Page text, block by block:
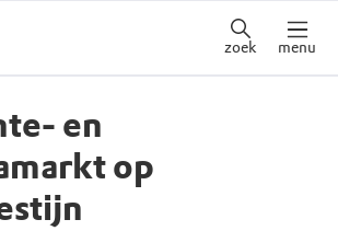
zoek menu
en
op